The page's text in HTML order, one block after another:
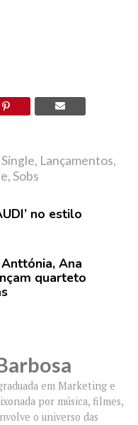
, Lançamentos,
,Sobs
no estilo
Ana
quarteto
em Marketing e
por música, filmes,
o universo das